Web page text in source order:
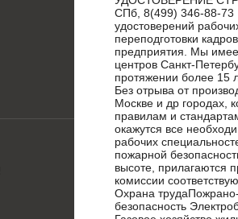
СПб, 8(499) 346-88-73
удостоверений
переподготовки
предприятия. Мы
центров Санкт-
протяжении более 15
Без отрыва от
Москве и др городах,
правилам и
окажутся все
рабочих
пожарной
высоте, прилагаются
комиссии
Охрана
безопасность